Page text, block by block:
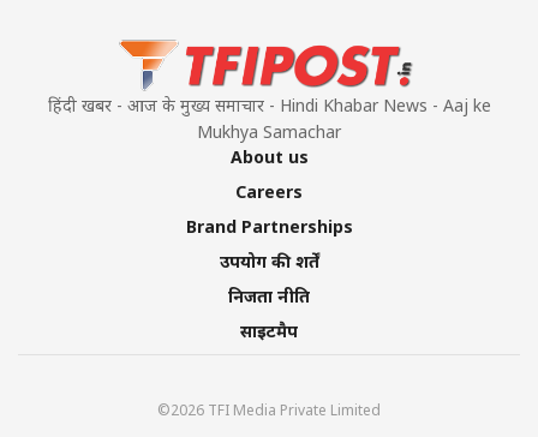
हिंदी खबर - आज के मुख्य समाचार - Hindi Khabar News - Aaj ke
Mukhya Samachar
About us
Careers
Brand Partnerships
उपयोग की शर्तें
निजता नीति
साइटमैप
©2026 TFI Media Private Limited